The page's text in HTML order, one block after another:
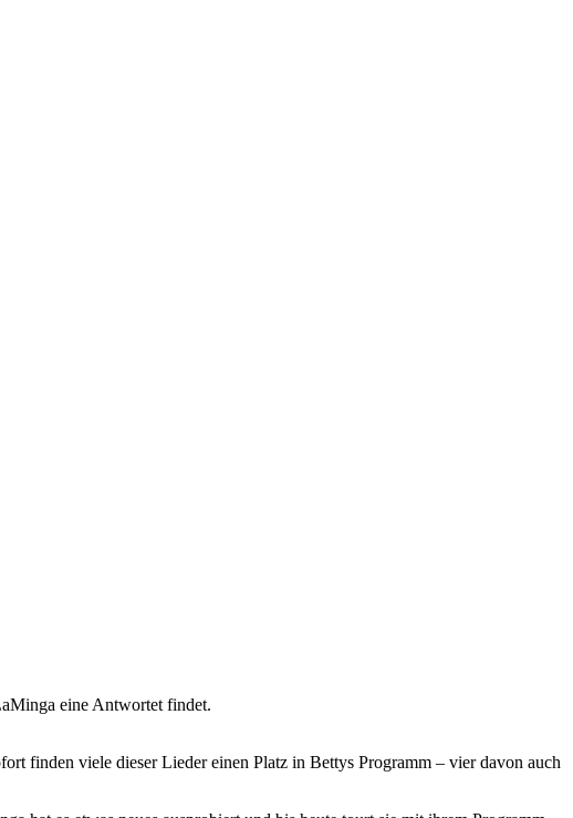
eine Antwortet findet.
finden viele dieser Lieder einen Platz in Bettys Programm – vier davon auch